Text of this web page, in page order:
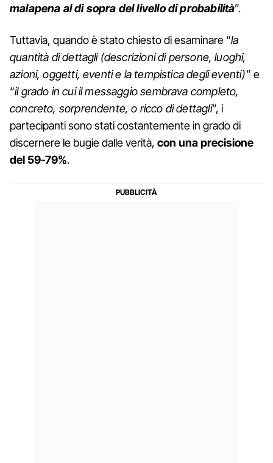
malapena al di sopra del livello di probabilità”.
Tuttavia, quando è stato chiesto di esaminare “la
quantità di dettagli (descrizioni di persone, luoghi,
azioni, oggetti, eventi e la tempistica degli eventi)” e
“il grado in cui il messaggio sembrava completo,
concreto, sorprendente, o ricco di dettagli”, i
partecipanti sono stati costantemente in grado di
discernere le bugie dalle verità, con una precisione
del 59-79%.